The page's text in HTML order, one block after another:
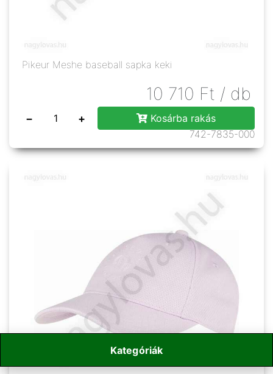
Kategóriák
Pikeur Meshe baseball sapka keki
10 710 Ft / db
− +
Kosárba rakás
742-7835-000